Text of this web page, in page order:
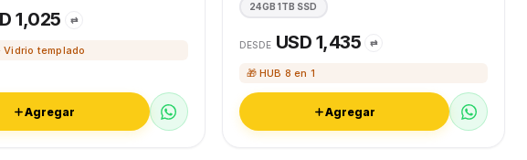
1,025 ⇄
Vidrio templado
Agregar
24GB 1TB SSD
DESDE USD 1,435 ⇄
🎁 HUB 8 en 1
Agregar